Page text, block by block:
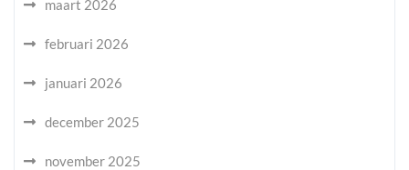
maart 2026
februari 2026
januari 2026
december 2025
november 2025